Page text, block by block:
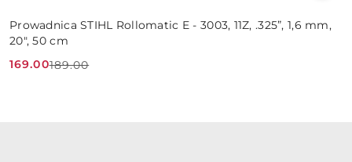
Prowadnica STIHL Rollomatic E - 3003, 11Z, .325”, 1,6 mm,
20", 50 cm
Cena
169.00
Cena
189.00